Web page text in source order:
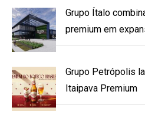
Grupo Ítalo
premium em
Grupo Petrópolis
Itaipava Premium